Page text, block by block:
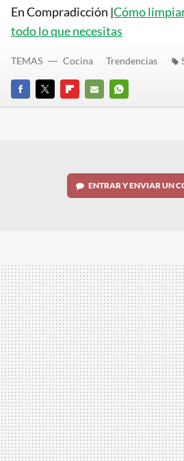
En Compradicción |Cómo
todo lo que necesitas
FACEBOOK
TWITTERFLIPBOARD
E-
WHATSAPP
TEMAS Cocina Trendencias
ENTRAR Y ENVIAR UN